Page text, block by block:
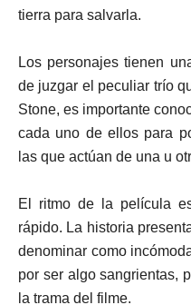
tierra para salvarla.
Los personajes tienen
de juzgar el peculiar trío
Stone, es importante
cada uno de ellos para
las que actúan de una u
El ritmo de la película
rápido. La historia
denominar como
por ser algo sangrientas,
la trama del filme.